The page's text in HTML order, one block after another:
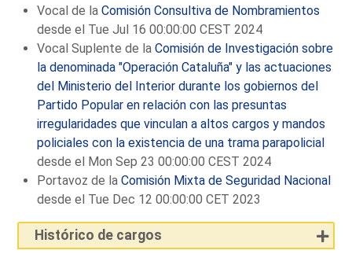
Vocal de laComisión Consultiva de Nombramientos
desde el Tue Jul 16 00:00:00 CEST 2024
Vocal Suplente de laComisión de Investigación sobre
la denominada "Operación Cataluña" y las actuaciones
del Ministerio del Interior durante los gobiernos del
Partido Popular en relación con las presuntas
irregularidades que vinculan a altos cargos y mandos
policiales con la existencia de una trama parapolicial
desde el Mon Sep 23 00:00:00 CEST 2024
Portavoz de laComisión Mixta de Seguridad Nacional
desde el Tue Dec 12 00:00:00 CET 2023
Histórico de cargos